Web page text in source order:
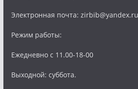
Электронная почта: zirbib@yandex.ru
Режим работы:
Ежедневно с 11.00-18-00
Выходной: суббота.